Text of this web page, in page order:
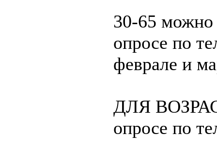
30-65 можно
опросе по
феврале и
ДЛЯ
опросе по